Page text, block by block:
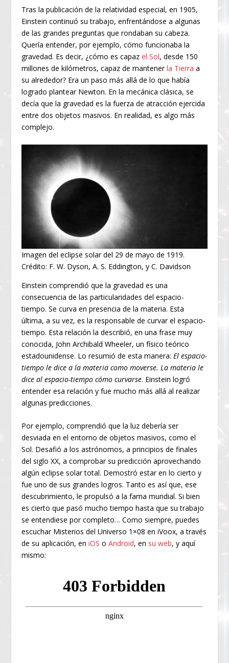
Tras la publicación de la relatividad especial, en 1905,
Einstein continuó su trabajo, enfrentándose a algunas
de las grandes preguntas que rondaban su cabeza.
Quería entender, por ejemplo, cómo funcionaba la
gravedad. Es decir, ¿cómo es capazel Sol, desde 150
millones de kilómetros, capaz de mantenerla Tierra a
su alrededor? Era un paso más allá de lo que había
logrado plantear Newton. En la mecánica clásica, se
decía que la gravedad es la fuerza de atracción ejercida
entre dos objetos masivos. En realidad, es algo más
complejo.
Imagen del eclipse solar del 29 de mayo de 1919.
Crédito: F. W. Dyson, A. S. Eddington, y C. Davidson
Einstein comprendió que la gravedad es una
consecuencia de las particularidades del espacio-
tiempo. Se curva en presencia de la materia. Esta
última, a su vez, es la responsable de curvar el espacio-
tiempo. Esta relación la describió, en una frase muy
conocida, John Archibald Wheeler, un físico teórico
estadounidense. Lo resumió de esta manera:El espacio-
tiempo le dice a la materia como moverse. La materia le
dice al espacio-tiempo cómo curvarse. Einstein logró
entender esa relación y fue mucho más allá al realizar
algunas predicciones.
Por ejemplo, comprendió que la luz debería ser
desviada en el entorno de objetos masivos, como el
Sol. Desafió a los astrónomos, a principios de finales
del siglo XX, a comprobar su predicción aprovechando
algún eclipse solar total. Demostró estar en lo cierto y
fue uno de sus grandes logros. Tanto es así que, ese
descubrimiento, le propulsó a la fama mundial. Si bien
es cierto que pasó mucho tiempo hasta que su trabajo
se entendiese por completo… Como siempre, puedes
escuchar Misterios del Universo 1×08 en iVoox, a través
de su aplicación, eniOS oAndroid, en su web, y aquí
mismo: